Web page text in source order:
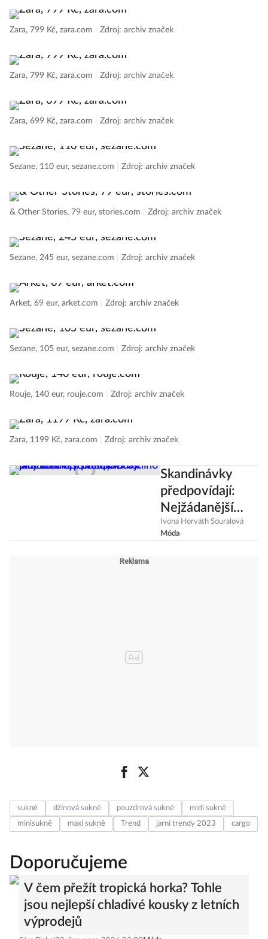
Zara, 799 Kč, zara.com Zdroj: archiv značek
Zara, 799 Kč, zara.com Zdroj: archiv značek
Zara, 699 Kč, zara.com Zdroj: archiv značek
Sezane, 110 eur, sezane.com Zdroj: archiv značek
& Other Stories, 79 eur, stories.com Zdroj: archiv značek
Sezane, 245 eur, sezane.com Zdroj: archiv značek
Arket, 69 eur, arket.com Zdroj: archiv značek
Sezane, 105 eur, sezane.com Zdroj: archiv značek
Rouje, 140 eur, rouje.com Zdroj: archiv značek
Zara, 1199 Kč, zara.com Zdroj: archiv značek
Skandinávky
předpovídají:
Nejžádanější
bundy letošního
jara seženete v
Ivona Horváth Souralová
Móda
sukně džínová sukně pouzdrová sukně
midi sukně
minisukně
maxi sukně Trend jarní trendy 2023 cargo
Doporučujeme
V čem přežít tropická horka? Tohle
jsou nejlepší chladivé kousky z letních
výprodejů